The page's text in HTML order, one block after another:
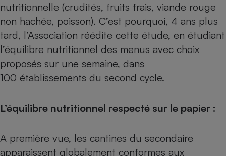
nutritionnelle (crudités, fruits frais, viande rouge
non hachée, poisson). C’est pourquoi, 4 ans plus
tard, l’Association réédite cette étude, en étudiant
l’équilibre nutritionnel des menus avec choix
proposés sur une semaine, dans
100 établissements du second cycle.
L’équilibre nutritionnel respecté sur le papier :
A première vue, les cantines du secondaire
apparaissent globalement conformes aux
Plaque de cuisson à
induction
Climatiseur -
Ventilateur
Téléphone mobile -
Smartphone